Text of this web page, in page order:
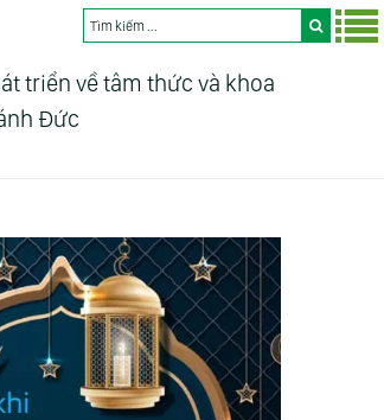
triển về tâm thức và khoa
Đức